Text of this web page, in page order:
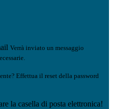
Verrà inviato un messaggio
Effettua il reset della password
la casella di posta elettronica!